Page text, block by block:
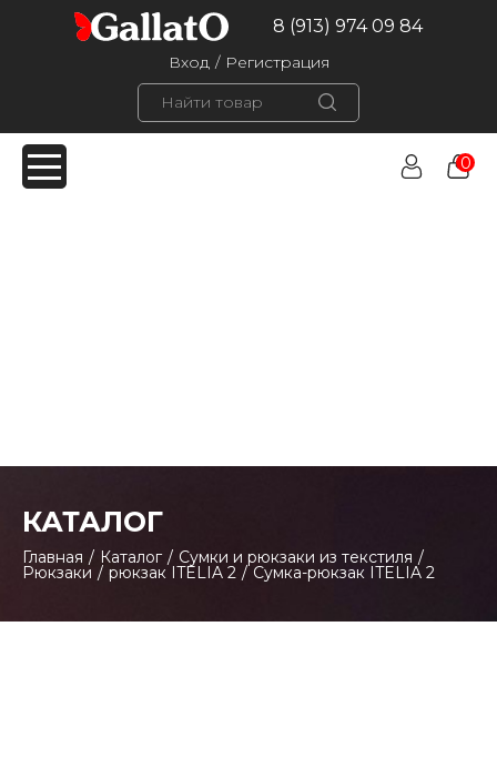
8 (913) 974 09 84
Вход / Регистрация
0
КАТАЛОГ
Главная / Каталог / Сумки и рюкзаки из текстиля /
Рюкзаки / рюкзак ITELIA 2 / Сумка-рюкзак ITELIA 2